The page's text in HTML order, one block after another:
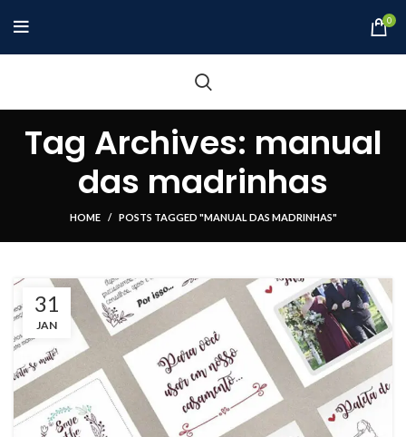
0
Tag Archives: manual
das madrinhas
HOME POSTS TAGGED "MANUAL DAS MADRINHAS"
31
JAN